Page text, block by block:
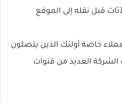
قبل نقله إلى الموقع
خاصة أولئك الذين يتصلون
الشركة العديد من قنوات